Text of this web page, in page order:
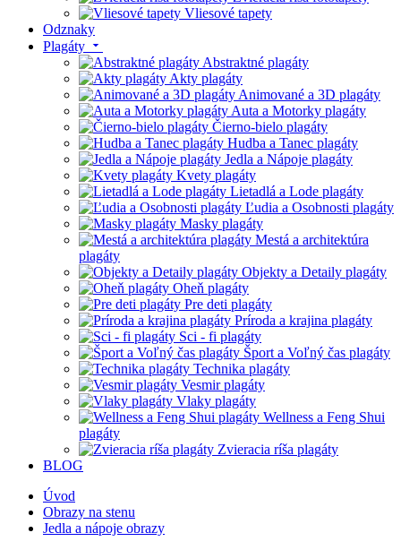
Vliesové tapety
Odznaky
Plagáty
Abstraktné plagáty
Akty plagáty
Animované a 3D plagáty
Auta a Motorky plagáty
Čierno-bielo plagáty
Hudba a Tanec plagáty
Jedla a Nápoje plagáty
Kvety plagáty
Lietadlá a Lode plagáty
Ľudia a Osobnosti plagáty
Masky plagáty
Mestá a architektúra
plagáty
Objekty a Detaily plagáty
Oheň plagáty
Pre deti plagáty
Príroda a krajina plagáty
Sci - fi plagáty
Šport a Voľný čas plagáty
Technika plagáty
Vesmir plagáty
Vlaky plagáty
Wellness a Feng Shui
plagáty
Zvieracia ríša plagáty
BLOG
Úvod
Obrazy na stenu
Jedla a nápoje obrazy